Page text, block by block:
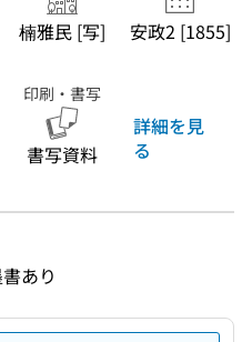
楠雅民 [写] 安政2 [1855]
印刷・書写
書写資料
詳細を見
る
あり